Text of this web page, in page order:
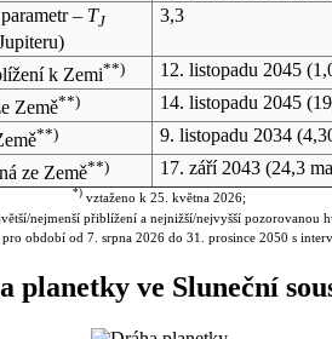
– TJ 3,3
k Zemi**) 12. listopadu 2045
Země**) 14. listopadu 2045
**) 9. listopadu 2034
ze Země**) 17. září 2043(24,3
*)vztaženo k 25. května 2026;
nejmenší přiblížení a nejnižší/nejvyšší pozorovanou
období od 7. srpna 2026 do 31. prosince 2050 s
planetky ve Sluneční